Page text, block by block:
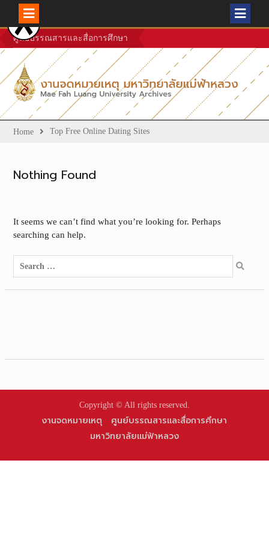
Skip
to
content
ศูนย์บรรณสารและสื่อการศึกษา
Home Top Free Online Dating Sites
Nothing Found
It seems we can’t find what you’re looking for. Perhaps
searching can help.
Search
for:
Copyright © All rights reserved.
งานจดหมายเหตุ
ศูนย์บรรณสารและสื่อการศึกษา
มหาวิทยาลัยแม่ฟ้าหลวง